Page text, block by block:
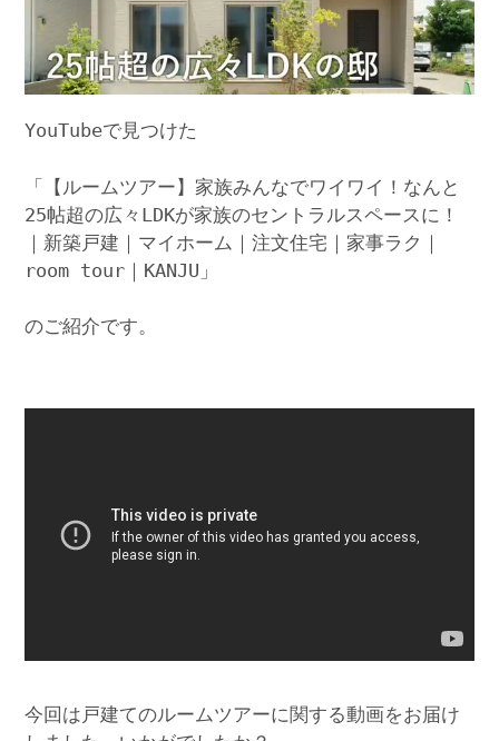
YouTubeで見つけた
「【ルームツアー】家族みんなでワイワイ！なんと
25帖超の広々LDKが家族のセントラルスペースに！
｜新築戸建｜マイホーム｜注文住宅｜家事ラク｜
room tour｜KANJU」
のご紹介です。
今回は戸建てのルームツアーに関する動画をお届け